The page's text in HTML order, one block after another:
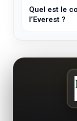
Quel est le
l’Everest ?